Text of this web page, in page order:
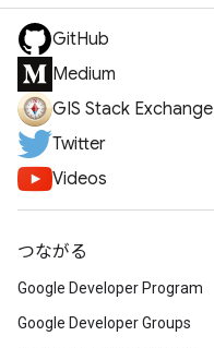
GitHub
Medium
GIS Stack Exchange
Twitter
Videos
つながる
Google Developer Program
Google Developer Groups